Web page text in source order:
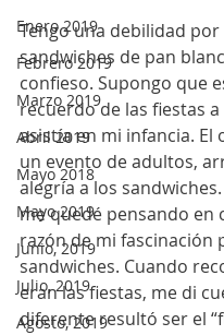
Enero 2019
Febrero 2019
Marzo 2019
Abril 2019
Mayo 2018
Mayo 2019
Junio, 2019
Julio, 2019
Agosto, 2019
Tengo una debilidad por
sandwiches de pan
confieso. Supongo que
recuerdo de las fiestas
asistía en mi infancia. El
un evento de adultos,
alegría a los
me quedé pensando en
razón de mi fascinación
sandwiches. Cuando
eran las fiestas, me di
diferente resultó ser el